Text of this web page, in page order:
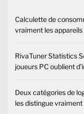
Calculette de
vraiment les
RivaTuner Statistics
joueurs PC oublient
Deux catégories de
les distingue